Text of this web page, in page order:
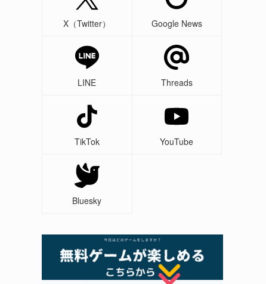
X（Twitter） Google News
LINE Threads
TikTok YouTube
Bluesky